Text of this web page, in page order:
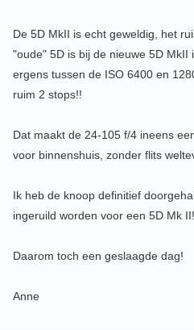
De 5D MkII is echt geweldig, het
"oude" 5D is bij de nieuwe 5D MkII
ergens tussen de ISO 6400 en
ruim 2 stops!!
Dat maakt de 24-105 f/4 ineens
voor binnenshuis, zonder flits
Ik heb de knoop definitief
ingeruild worden voor een 5D Mk II!
Daarom toch een geslaagde dag!
Anne